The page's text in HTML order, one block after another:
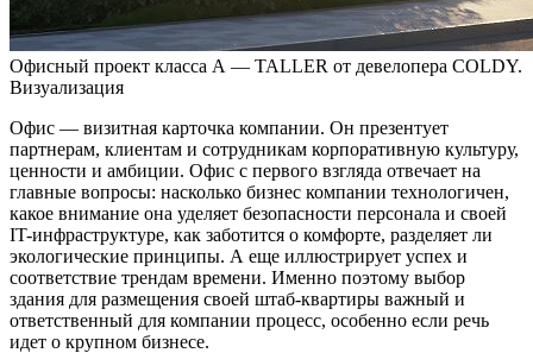
Офисный проект класса А — TALLER от девелопера COLDY.
Визуализация
Офис — визитная карточка компании. Он презентует
партнерам, клиентам и сотрудникам корпоративную культуру,
ценности и амбиции. Офис с первого взгляда отвечает на
главные вопросы: насколько бизнес компании технологичен,
какое внимание она уделяет безопасности персонала и своей
IT-инфраструктуре, как заботится о комфорте, разделяет ли
экологические принципы. А еще иллюстрирует успех и
соответствие трендам времени. Именно поэтому выбор
здания для размещения своей штаб-квартиры важный и
ответственный для компании процесс, особенно если речь
идет о крупном бизнесе.